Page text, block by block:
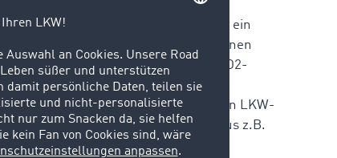
Fracht- und Laderaumbörsen, ein
überflüssigen Fahrten machen einen
vermehrten und überflüssigen CO2-
Maße, sondern kosten den
Einsatz einer Frachtenbörse kann ein LKW-
Laderaum mit einer Rückladung aus z.B.